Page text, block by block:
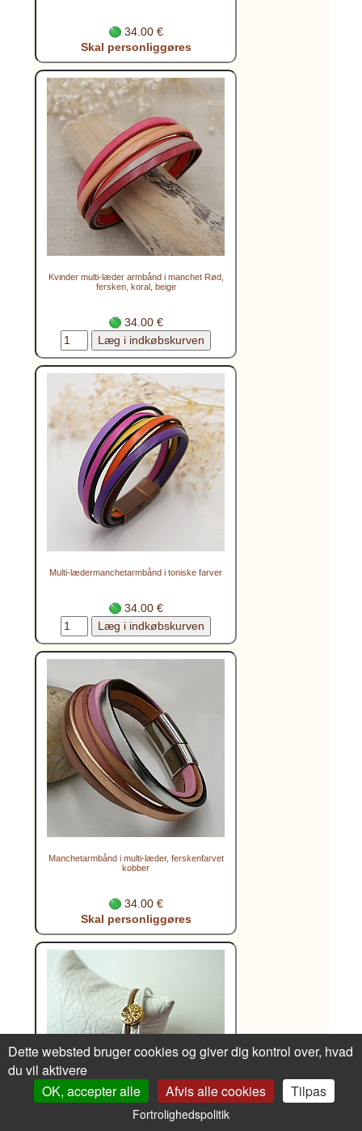
34.00 €
Skal personliggøres
Kvinder multi-læder armbånd i manchet Rød,
fersken, koral, beige
34.00 €
Multi-lædermanchetarmbånd i toniske farver
34.00 €
Manchetarmbånd i multi-læder, ferskenfarvet
kobber
34.00 €
Skal personliggøres
Dette websted bruger cookies og giver dig kontrol over, hvad
du vil aktivere
OK, accepter alle
Afvis alle cookies Tilpas
Fortrolighedspolitik